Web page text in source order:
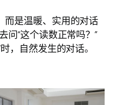
而是温暖、实用的对话
问“这个读数正常吗？”
，自然发生的对话。